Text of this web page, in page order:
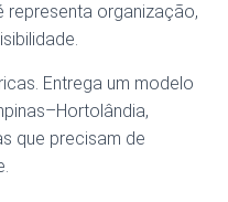
representa organização,
Entrega um modelo
que precisam de